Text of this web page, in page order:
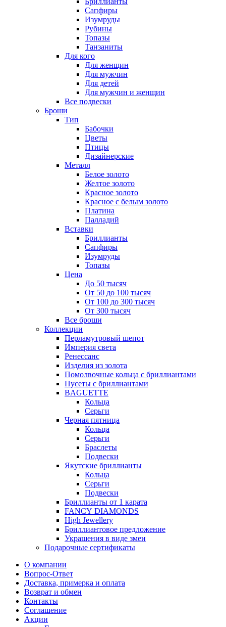
Сапфиры
Изумруды
Рубины
Топазы
Танзаниты
Для кого
Для женщин
Для мужчин
Для детей
Для мужчин и женщин
Все подвески
Броши
Тип
Бабочки
Цветы
Птицы
Дизайнерские
Металл
Белое золото
Желтое золото
Красное золото
Красное с белым золото
Платина
Палладий
Вставки
Бриллианты
Сапфиры
Изумруды
Топазы
Цена
До 50 тысяч
От 50 до 100 тысяч
От 100 до 300 тысяч
От 300 тысяч
Все броши
Коллекции
Перламутровый шепот
Империя света
Ренессанс
Изделия из золота
Помолвочные кольца с бриллиантами
Пусеты с бриллиантами
BAGUETTE
Кольца
Серьги
Черная пятница
Кольца
Серьги
Браслеты
Подвески
Якутские бриллианты
Кольца
Серьги
Подвески
Бриллианты от 1 карата
FANCY DIAMONDS
High Jewellery
Бриллиантовое предложение
Украшения в виде змеи
Подарочные сертификаты
О компании
Вопрос-Ответ
Доставка, примерка и оплата
Возврат и обмен
Контакты
Соглашение
Акции